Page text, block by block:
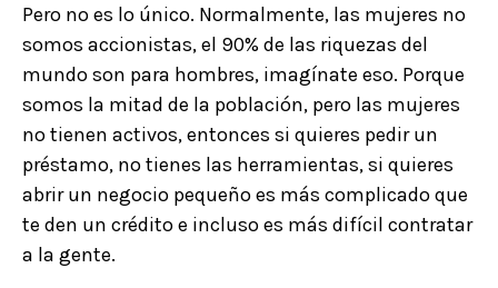
Pero no es lo único. Normalmente, las mujeres no
somos accionistas, el 90% de las riquezas del
mundo son para hombres, imagínate eso. Porque
somos la mitad de la población, pero las mujeres
no tienen activos, entonces si quieres pedir un
préstamo, no tienes las herramientas, si quieres
abrir un negocio pequeño es más complicado que
te den un crédito e incluso es más difícil contratar
a la gente.